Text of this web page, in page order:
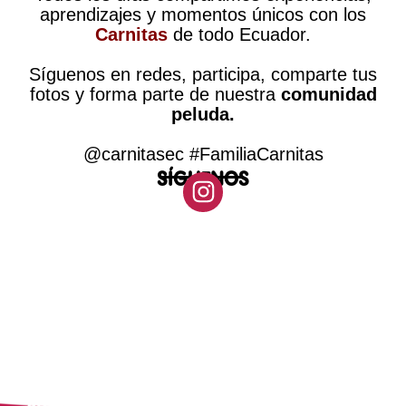
aprendizajes y momentos únicos con los
Carnitas de todo Ecuador.
Síguenos en redes, participa, comparte tus
fotos y forma parte de nuestra comunidad
peluda.
@carnitasec #FamiliaCarnitas
SÍGUENOS